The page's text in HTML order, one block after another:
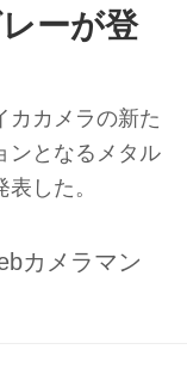
ーが登
カカメラの新た
ンとなるメタル
した。
カメラマン